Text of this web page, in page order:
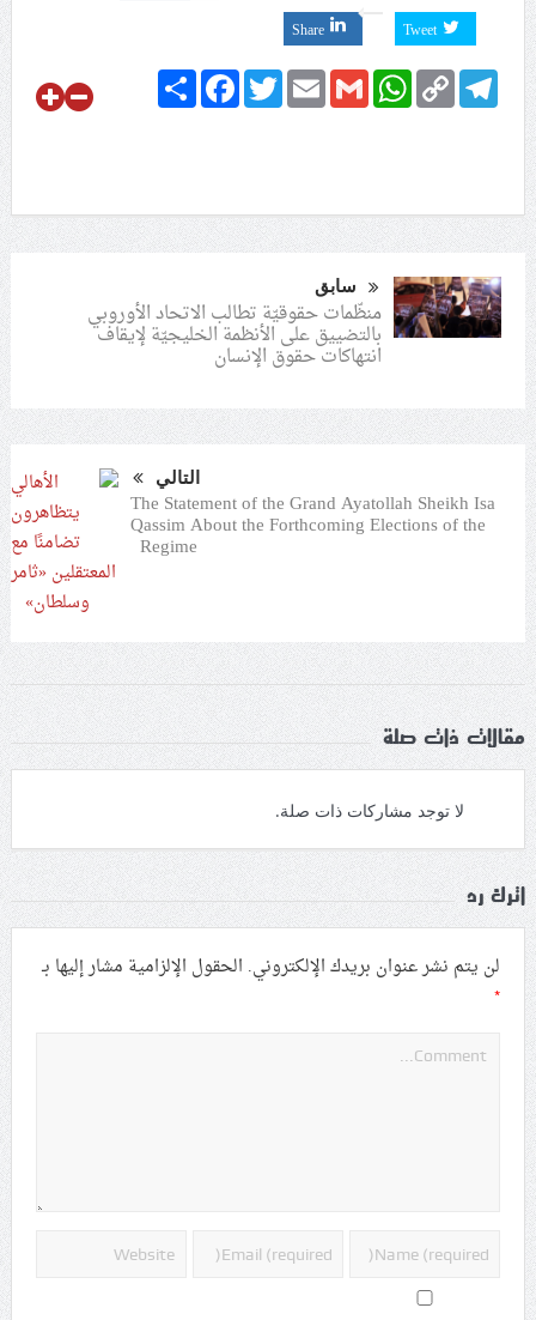
Tweet
Share
ShareFacebookTwitterEmailGmail
WhatsApp Copy
Link
Telegram
سابق
منظّمات حقوقيّة تطالب الاتحاد الأوروبي
بالتضييق على الأنظمة الخليجيّة لإيقاف
انتهاكات حقوق الإنسان
التالي
The Statement of the Grand Ayatollah Sheikh Isa
Qassim About the Forthcoming Elections of the
Regime
مقالات ذات صلة
لا توجد مشاركات ذات صلة.
اترك رد
لن يتم نشر عنوان بريدك الإلكتروني. الحقول الإلزامية مشار إليها بـ
*